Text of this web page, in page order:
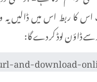
کا ربط اس میں ڈالیں
سے ڈاؤن لوڈ کر دے گا: